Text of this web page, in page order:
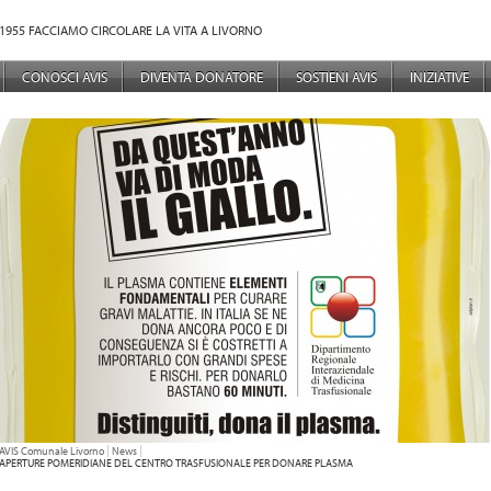
FACCIAMO CIRCOLARE LA VITA A LIVORNO
PRINCIPALE
CONOSCI AVIS DIVENTA DONATORE SOSTIENI AVIS INIZIATIVE
TU SEI QUI:
AVIS Comunale Livorno News
APERTURE POMERIDIANE DEL CENTRO TRASFUSIONALE PER DONARE PLASMA